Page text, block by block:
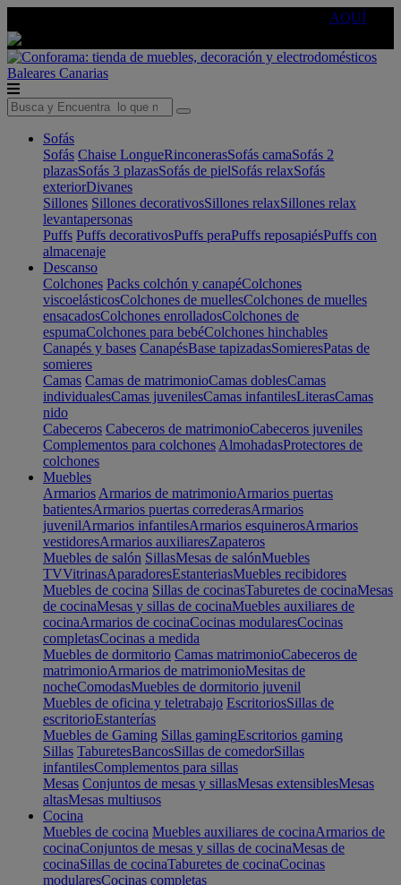
AQUÍ
Baleares Canarias
Sofás
Sofás Chaise LongueRinconerasSofás camaSofás 2
plazasSofás 3 plazasSofás de pielSofás relaxSofás
exteriorDivanes
Sillones Sillones decorativosSillones relaxSillones relax
levantapersonas
Puffs Puffs decorativosPuffs peraPuffs reposapiésPuffs con
almacenaje
Descanso
Colchones Packs colchón y canapéColchones
viscoelásticosColchones de muellesColchones de muelles
ensacadosColchones enrolladosColchones de
espumaColchones para bebéColchones hinchables
Canapés y bases CanapésBase tapizadasSomieresPatas de
somieres
Camas Camas de matrimonioCamas doblesCamas
individualesCamas juvenilesCamas infantilesLiterasCamas
nido
Cabeceros Cabeceros de matrimonioCabeceros juveniles
Complementos para colchones AlmohadasProtectores de
colchones
Muebles
Armarios Armarios de matrimonioArmarios puertas
batientesArmarios puertas correderasArmarios
juvenilArmarios infantilesArmarios esquinerosArmarios
vestidoresArmarios auxiliaresZapateros
Muebles de salón SillasMesas de salónMuebles
TVVitrinasAparadoresEstanteriasMuebles recibidores
Muebles de cocina Sillas de cocinasTaburetes de cocinaMesas
de cocinaMesas y sillas de cocinaMuebles auxiliares de
cocinaArmarios de cocinaCocinas modularesCocinas
completasCocinas a medida
Muebles de dormitorio Camas matrimonioCabeceros de
matrimonioArmarios de matrimonioMesitas de
nocheComodasMuebles de dormitorio juvenil
Muebles de oficina y teletrabajo EscritoriosSillas de
escritorioEstanterías
Muebles de Gaming Sillas gamingEscritorios gaming
Sillas TaburetesBancosSillas de comedorSillas
infantilesComplementos para sillas
Mesas Conjuntos de mesas y sillasMesas extensiblesMesas
altasMesas multiusos
Cocina
Muebles de cocina Muebles auxiliares de cocinaArmarios de
cocinaConjuntos de mesas y sillas de cocinaMesas de
cocinaSillas de cocinaTaburetes de cocinaCocinas
modularesCocinas completas